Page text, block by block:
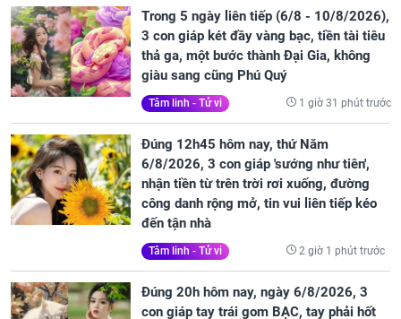
Trong 5 ngày liên tiếp (6/8 - 10/8/2026),
3 con giáp két đầy vàng bạc, tiền tài tiêu
thả ga, một bước thành Đại Gia, không
giàu sang cũng Phú Quý
Tâm linh - Tử vi 1 giờ 31 phút trước
Đúng 12h45 hôm nay, thứ Năm
6/8/2026, 3 con giáp 'sướng như tiên',
nhận tiền từ trên trời rơi xuống, đường
công danh rộng mở, tin vui liên tiếp kéo
đến tận nhà
Tâm linh - Tử vi 2 giờ 1 phút trước
Đúng 20h hôm nay, ngày 6/8/2026, 3
con giáp tay trái gom BẠC, tay phải hốt